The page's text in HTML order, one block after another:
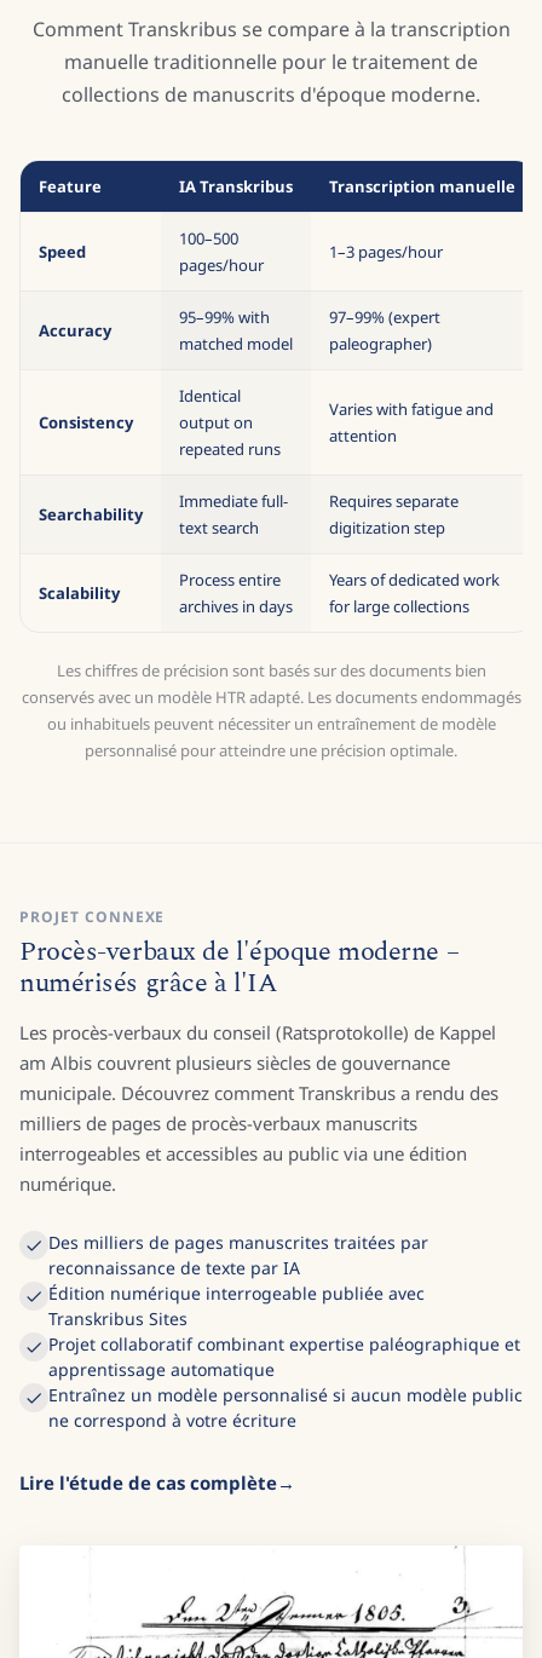
Comment Transkribus se compare à la transcription
manuelle traditionnelle pour le traitement de
collections de manuscrits d'époque moderne.
Feature IA Transkribus Transcription manuelle
Speed
100–500
pages/hour
1–3 pages/hour
Accuracy
95–99% with
matched model
97–99% (expert
paleographer)
Consistency
Identical
output on
repeated runs
Varies with fatigue and
attention
Searchability
Immediate full-
text search
Requires separate
digitization step
Scalability
Process entire
archives in days
Years of dedicated work
for large collections
Les chiffres de précision sont basés sur des documents bien
conservés avec un modèle HTR adapté. Les documents endommagés
ou inhabituels peuvent nécessiter un entraînement de modèle
personnalisé pour atteindre une précision optimale.
PROJET CONNEXE
Procès-verbaux de l'époque moderne –
numérisés grâce à l'IA
Les procès-verbaux du conseil (Ratsprotokolle) de Kappel
am Albis couvrent plusieurs siècles de gouvernance
municipale. Découvrez comment Transkribus a rendu des
milliers de pages de procès-verbaux manuscrits
interrogeables et accessibles au public via une édition
numérique.
Des milliers de pages manuscrites traitées par
reconnaissance de texte par IA
Édition numérique interrogeable publiée avec
Transkribus Sites
Projet collaboratif combinant expertise paléographique et
apprentissage automatique
Entraînez un modèle personnalisé si aucun modèle public
ne correspond à votre écriture
Lire l'étude de cas complète